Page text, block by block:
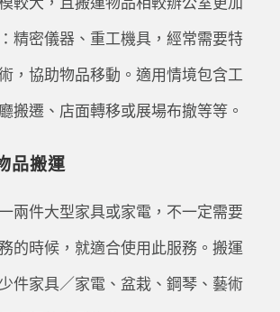
較大，且搬運物品相較辦公室更加
精密儀器、重工機具，經常需要特
，協助物品移動。適用情境包含工
搬遷、店面轉移或展場布撤等等。
品搬運
兩件大型家具或家電，不一定需要
的時候，就適合使用此服務。搬運
件家具／家電、盆栽、鋼琴、藝術